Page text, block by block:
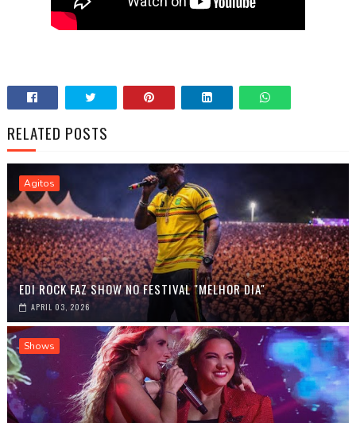
RELATED POSTS
Agitos
EDI ROCK FAZ SHOW NO FESTIVAL "MELHOR DIA"
APRIL 03, 2026
Shows